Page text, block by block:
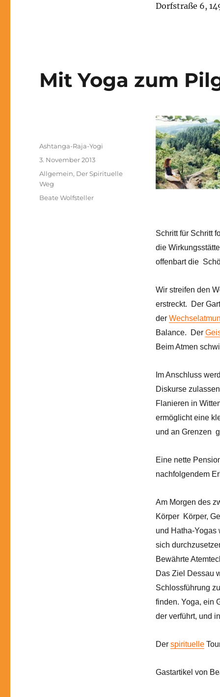
Dorfstraße 6,
Mit Yoga zum
Schritt für Schritt
die
offenbart die
Wir streifen den
erstreckt. Der
der
Balance. Der
Beim Atmen
Im Anschluss
Diskurse
Flanieren in
ermöglicht eine
und an Grenzen
Eine nette
nachfolgendem
Am Morgen des
Körper Körper,
und Hatha-Yogas
sich
Bewährte
Das Ziel Dessau
Schlossführung
finden. Yoga, ein
der verführt, und
Der spirituelle
Gastartikel von
Autor
Ashtanga-Raja-Yogi
Veröffentlicht
am
3. November 2013
Kategorien
Allgemein, Der Spirituelle
Weg
Schlagwörter
Beate Wolfsteller